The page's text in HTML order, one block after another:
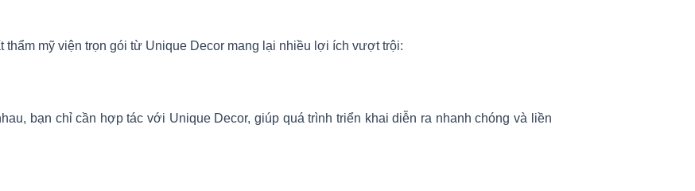
thẩm mỹ viện trọn gói từ Unique Decor mang lại nhiều lợi ích vượt trội:
bạn chỉ cần hợp tác với Unique Decor, giúp quá trình triển khai diễn ra nhanh chóng và liền